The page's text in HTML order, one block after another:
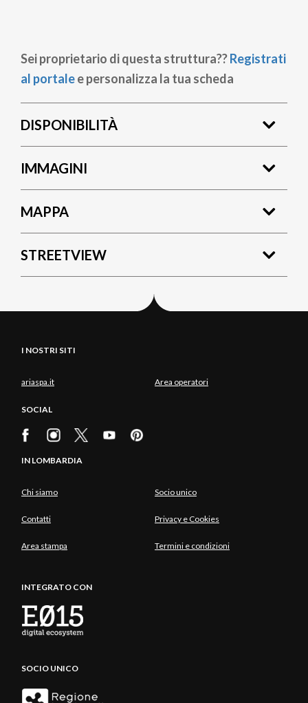
Sei proprietario di questa struttura??Registrati
al portalee personalizza la tua scheda
DISPONIBILITÀ
IMMAGINI
MAPPA
STREETVIEW
I NOSTRI SITI
ariaspa.it Area operatori
SOCIAL
IN LOMBARDIA
Chi siamo Socio unico
Contatti Privacy e Cookies
Area stampa Termini e condizioni
INTEGRATO CON
SOCIO UNICO